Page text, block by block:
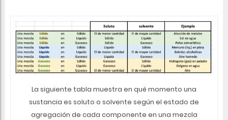
La siguiente tabla muestra en qué momento una
sustancia es soluto o solvente según el estado de
agregación de cada componente en una mezcla